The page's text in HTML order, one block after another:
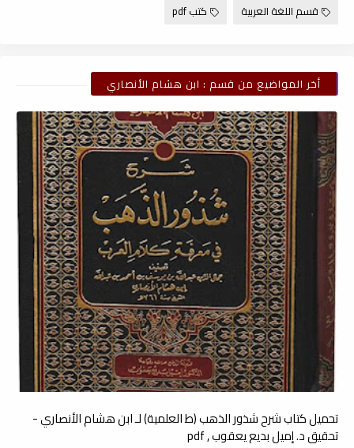
قسم اللغة العربية
كتب pdf
أخر المواضيع من قسم : ابن هشام الأنصاري
تحميل كتاب شرح شذور الذهب (ط العلمية) لـ ابن هشام الأنصاري -
تحقيق د. إميل بديع يعقوب , pdf